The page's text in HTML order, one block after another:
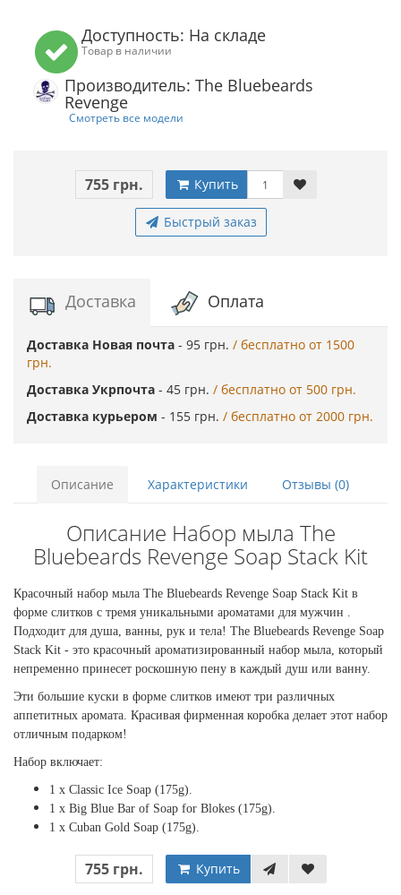
Доступность: На складе
Товар в наличии
Производитель: The Bluebeards
Revenge
Смотреть все модели
755 грн. Купить
Быстрый заказ
Доставка Оплата
Доставка Новая почта - 95 грн. / бесплатно от 1500
грн.
Доставка Укрпочта - 45 грн. / бесплатно от 500 грн.
Доставка курьером - 155 грн. / бесплатно от 2000 грн.
Описание Характеристики Отзывы (0)
Описание Набор мыла The
Bluebeards Revenge Soap Stack Kit
Красочный набор мыла The Bluebeards Revenge Soap Stack Kit в
форме слитков с тремя уникальными ароматами для мужчин .
Подходит для душа, ванны, рук и тела! The Bluebeards Revenge Soap
Stack Kit - это красочный ароматизированный набор мыла, который
непременно принесет роскошную пену в каждый душ или ванну.
Эти большие куски в форме слитков имеют три различных
аппетитных аромата. Красивая фирменная коробка делает этот набор
отличным подарком!
Набор включает:
1 x Classic Ice Soap (175g).
1 x Big Blue Bar of Soap for Blokes (175g).
1 x Cuban Gold Soap (175g).
755 грн. Купить